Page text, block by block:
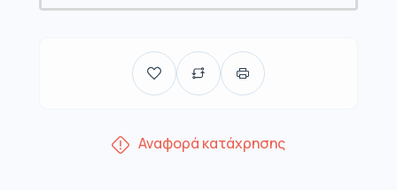
Αναφορά κατάχρησης